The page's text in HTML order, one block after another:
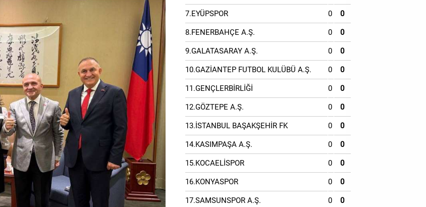
7.EYÜPSPOR 0 0
8.FENERBAHÇE A.Ş. 0 0
9.GALATASARAY A.Ş. 0 0
10.GAZİANTEP FUTBOL KULÜBÜ A.Ş. 0 0
11.GENÇLERBİRLİĞİ 0 0
12.GÖZTEPE A.Ş. 0 0
13.İSTANBUL BAŞAKŞEHİR FK 0 0
14.KASIMPAŞA A.Ş. 0 0
15.KOCAELİSPOR 0 0
16.KONYASPOR 0 0
17.SAMSUNSPOR A.Ş. 0 0